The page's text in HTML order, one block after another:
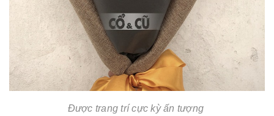
Được trang trí cực kỳ ấn tượng